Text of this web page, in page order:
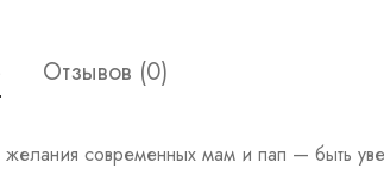
Отзывов (0)
современных мам и пап — быть